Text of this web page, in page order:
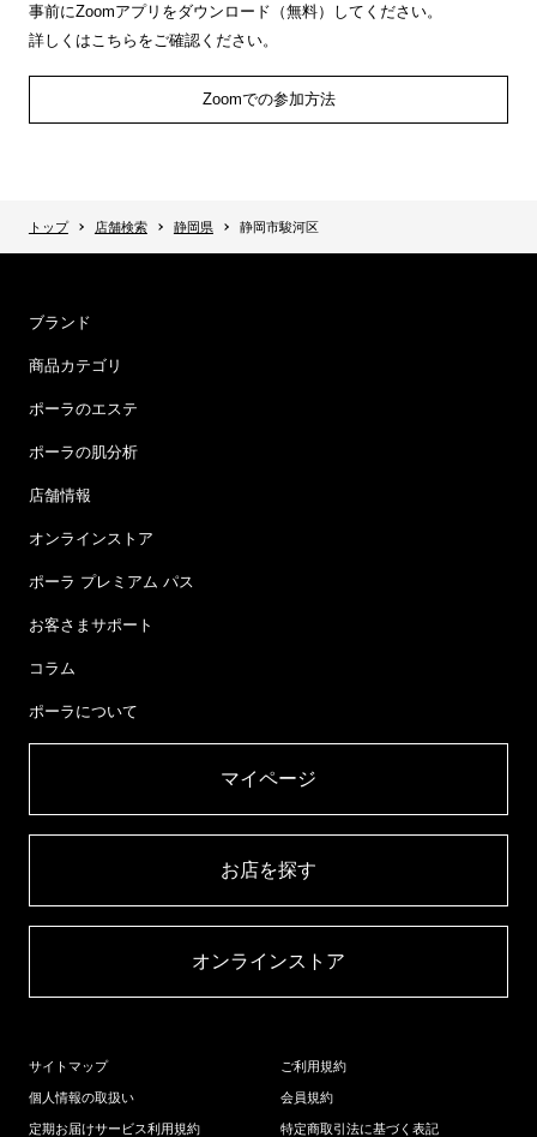
事前にZoomアプリをダウンロード（無料）してください。
詳しくはこちらをご確認ください。
Zoomでの参加方法
トップ 店舗検索 静岡県 静岡市駿河区
ブランド
商品カテゴリ
ポーラのエステ
ポーラの肌分析
店舗情報
オンラインストア
ポーラ プレミアム パス
お客さまサポート
コラム
ポーラについて
マイページ​
お店を探す​
オンラインストア​
サイトマップ
個人情報の取扱い
定期お届けサービス利用規約
ご利用規約
会員規約
特定商取引法に基づく表記